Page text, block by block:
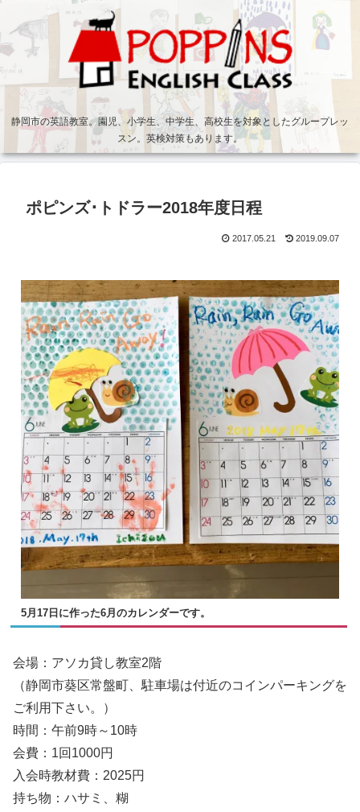
静岡市の英語教室。園児、小学生、中学生、高校生を対象としたグループレッ
スン。英検対策もあります。
ポピンズ･トドラー2018年度日程
2017.05.21 2019.09.07
5月17日に作った6月のカレンダーです。
会場：アソカ貸し教室2階
（静岡市葵区常盤町、駐車場は付近のコインパーキングを
ご利用下さい。）
時間：午前9時～10時
会費：1回1000円
入会時教材費：2025円
持ち物：ハサミ、糊